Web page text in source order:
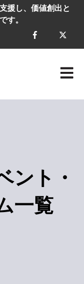
援し、価値創出と
す。
メイ
ント・
一覧